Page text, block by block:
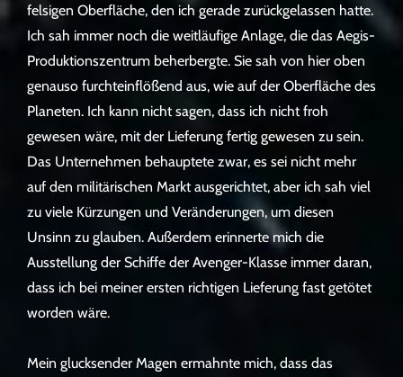
felsigen Oberfläche, den ich gerade zurückgelassen hatte.
Ich sah immer noch die weitläufige Anlage, die das Aegis-
Produktionszentrum beherbergte. Sie sah von hier oben
genauso furchteinflößend aus, wie auf der Oberfläche des
Planeten. Ich kann nicht sagen, dass ich nicht froh
gewesen wäre, mit der Lieferung fertig gewesen zu sein.
Das Unternehmen behauptete zwar, es sei nicht mehr
auf den militärischen Markt ausgerichtet, aber ich sah viel
zu viele Kürzungen und Veränderungen, um diesen
Unsinn zu glauben. Außerdem erinnerte mich die
Ausstellung der Schiffe der Avenger-Klasse immer daran,
dass ich bei meiner ersten richtigen Lieferung fast getötet
worden wäre.
Mein glucksender Magen ermahnte mich, dass das